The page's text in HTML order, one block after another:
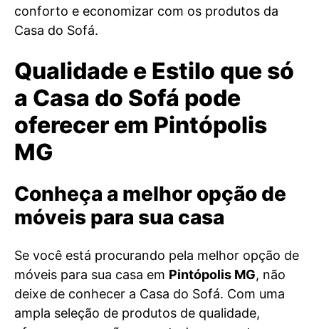
conforto e economizar com os produtos da
Casa do Sofá.
Qualidade e Estilo que só
a Casa do Sofá pode
oferecer em Pintópolis
MG
Conheça a melhor opção de
móveis para sua casa
Se você está procurando pela melhor opção de
móveis para sua casa em Pintópolis MG, não
deixe de conhecer a Casa do Sofá. Com uma
ampla seleção de produtos de qualidade,